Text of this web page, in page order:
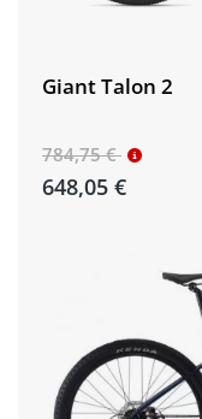
Giant Talon 2
784,75 €
648,05 €